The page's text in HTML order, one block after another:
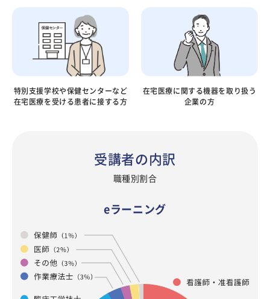
特別支援学校や保健センターなど
在宅医療を受ける患者に接する方
在宅医療に関する機器を取り扱う
企業の方
受講者の内訳
職種別割合
eラーニング